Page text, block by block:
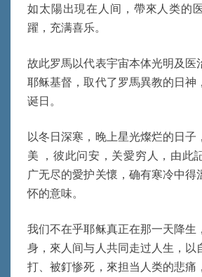
如太陽出現在人间，帶來人类的
躍，充满喜乐。
故此罗馬以代表宇宙本体光明及医
耶稣基督，取代了罗馬異教的日神
诞日。
以冬日深寒，晚上星光燦烂的日子
美 ，彼此问安，关愛穷人，由此
广无尽的愛护关懷，确有寒冷中得
怀的意味。
我们不在乎耶稣真正在那一天降生
身，來人间与人共同走过人生，以
打、被釘惨死，來担当人类的悲痛